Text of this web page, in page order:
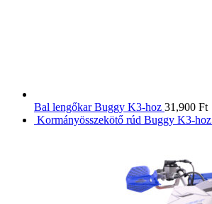
Bal lengőkar Buggy K3-hoz 31,900 Ft
Kormányösszekötő rúd Buggy K3-hoz